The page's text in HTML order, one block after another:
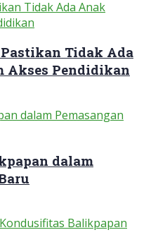
Tidak Ada
Akses Pendidikan
dalam